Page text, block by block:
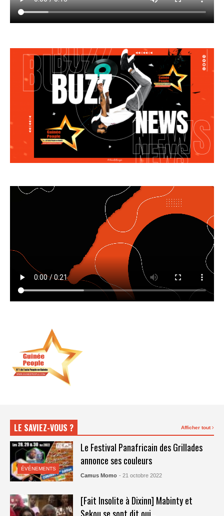
LE SAVIEZ-VOUS ? Afficher tout
ÉVÉNEMENTS
Le Festival Panafricain des Grillades
annonce ses couleurs
Camus Momo - 21 octobre 2022
[Fait Insolite à Dixinn] Mabinty et